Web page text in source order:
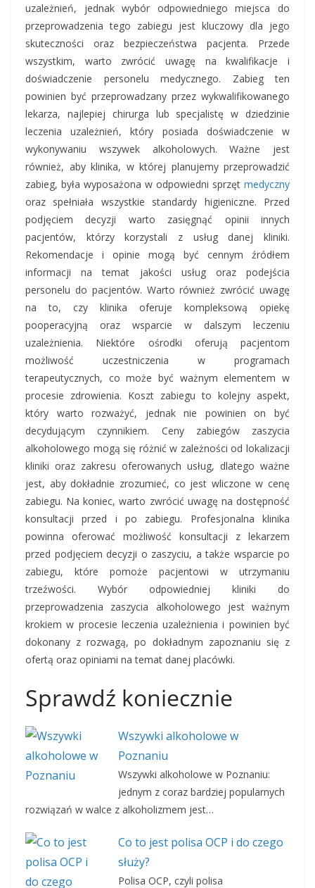
uzależnień, jednak wybór odpowiedniego miejsca do
przeprowadzenia tego zabiegu jest kluczowy dla jego
skuteczności oraz bezpieczeństwa pacjenta. Przede
wszystkim, warto zwrócić uwagę na kwalifikacje i
doświadczenie personelu medycznego. Zabieg ten
powinien być przeprowadzany przez wykwalifikowanego
lekarza, najlepiej chirurga lub specjalistę w dziedzinie
leczenia uzależnień, który posiada doświadczenie w
wykonywaniu wszywek alkoholowych. Ważne jest
również, aby klinika, w której planujemy przeprowadzić
zabieg, była wyposażona w odpowiedni sprzęt medyczny
oraz spełniała wszystkie standardy higieniczne. Przed
podjęciem decyzji warto zasięgnąć opinii innych
pacjentów, którzy korzystali z usług danej kliniki.
Rekomendacje i opinie mogą być cennym źródłem
informacji na temat jakości usług oraz podejścia
personelu do pacjentów. Warto również zwrócić uwagę
na to, czy klinika oferuje kompleksową opiekę
pooperacyjną oraz wsparcie w dalszym leczeniu
uzależnienia. Niektóre ośrodki oferują pacjentom
możliwość uczestniczenia w programach
terapeutycznych, co może być ważnym elementem w
procesie zdrowienia. Koszt zabiegu to kolejny aspekt,
który warto rozważyć, jednak nie powinien on być
decydującym czynnikiem. Ceny zabiegów zaszycia
alkoholowego mogą się różnić w zależności od lokalizacji
kliniki oraz zakresu oferowanych usług, dlatego ważne
jest, aby dokładnie zrozumieć, co jest wliczone w cenę
zabiegu. Na koniec, warto zwrócić uwagę na dostępność
konsultacji przed i po zabiegu. Profesjonalna klinika
powinna oferować możliwość konsultacji z lekarzem
przed podjęciem decyzji o zaszyciu, a także wsparcie po
zabiegu, które pomoże pacjentowi w utrzymaniu
trzeźwości. Wybór odpowiedniej kliniki do
przeprowadzenia zaszycia alkoholowego jest ważnym
krokiem w procesie leczenia uzależnienia i powinien być
dokonany z rozwagą, po dokładnym zapoznaniu się z
ofertą oraz opiniami na temat danej placówki.
Sprawdź koniecznie
Wszywki alkoholowe w
Poznaniu
Wszywki alkoholowe w Poznaniu:
jednym z coraz bardziej popularnych
rozwiązań w walce z alkoholizmem jest…
Co to jest polisa OCP i do czego
służy?
Polisa OCP, czyli polisa